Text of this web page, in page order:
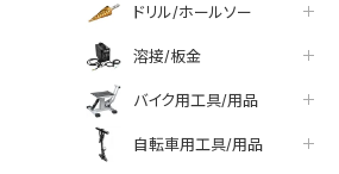
ドリル/ホールソー
溶接/板金
バイク用工具/用品
自転車用工具/用品